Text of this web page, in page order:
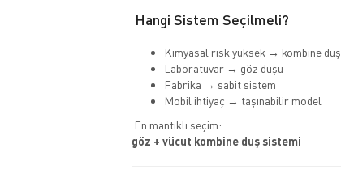
Hangi Sistem Seçilmeli?
Kimyasal risk yüksek → kombine duş
Laboratuvar → göz duşu
Fabrika → sabit sistem
Mobil ihtiyaç → taşınabilir model
En mantıklı seçim:
göz + vücut kombine duş sistemi